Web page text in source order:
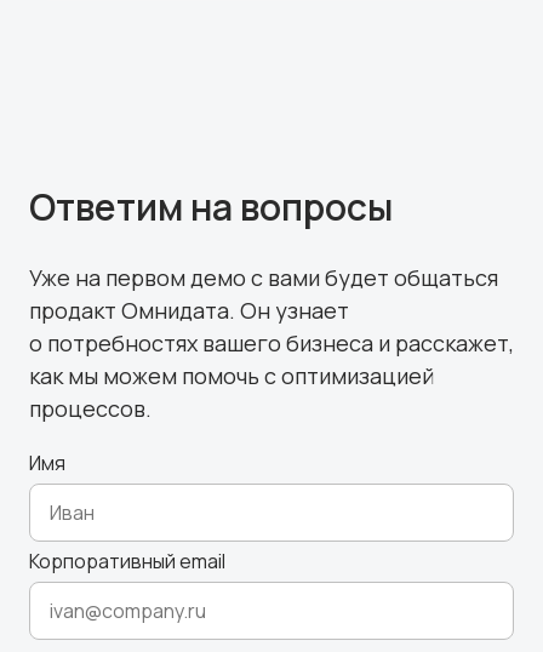
Ответим на вопросы
Уже на первом демо с вами будет общаться
продакт Омнидата. Он узнает
о потребностях вашего бизнеса и расскажет,
как мы можем помочь с оптимизацией
процессов.
Имя
Корпоративный email